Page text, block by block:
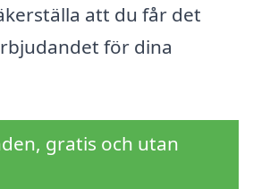
att du får det
för dina
gratis och utan